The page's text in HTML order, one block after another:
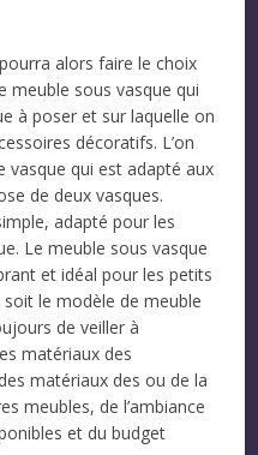
alors faire le choix
meuble sous vasque qui
à poser et sur laquelle on
décoratifs. L’on
vasque qui est adapté aux
de deux vasques.
adapté pour les
Le meuble sous vasque
et idéal pour les petits
le modèle de meuble
de veiller à
matériaux des
matériaux des ou de la
meubles, de l’ambiance
et du budget